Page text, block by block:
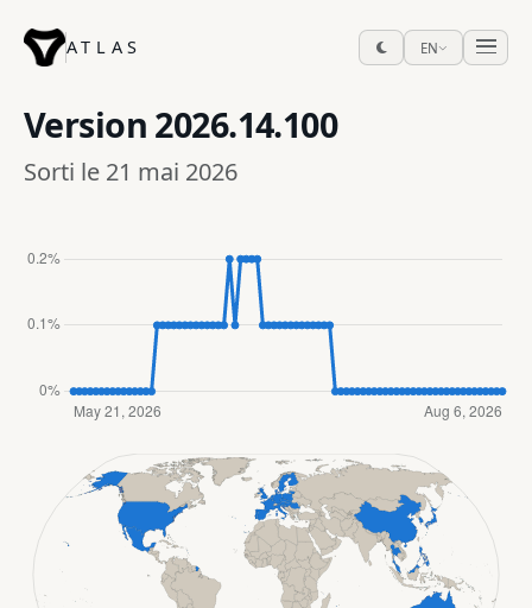
ATLAS EN
Version 2026.14.100
Sorti le 21 mai 2026